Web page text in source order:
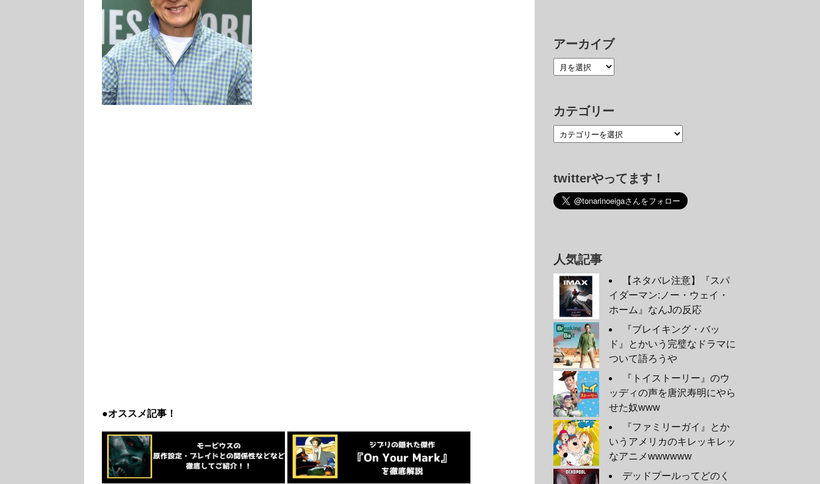
●オススメ記事！
アーカイブ
カテゴリー
twitterやってます！
人気記事
【ネタバレ注意】『スパ
イダーマン:ノー・ウェイ・
ホーム』なんJの反応
『ブレイキング・バッ
ド』とかいう完璧なドラマに
ついて語ろうや
『トイストーリー』のウ
ッディの声を唐沢寿明にやら
せた奴www
『ファミリーガイ』とか
いうアメリカのキレッキレッ
なアニメwwwwww
デッドプールってどのく